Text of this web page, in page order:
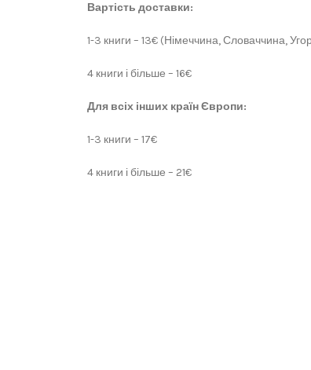
Вартість доставки:
1-3 книги – 13€ (Німеччина, Словаччина,
4 книги і більше – 16€
Для всіх інших країн Європи:
1-3 книги – 17€
4 книги і більше – 21€